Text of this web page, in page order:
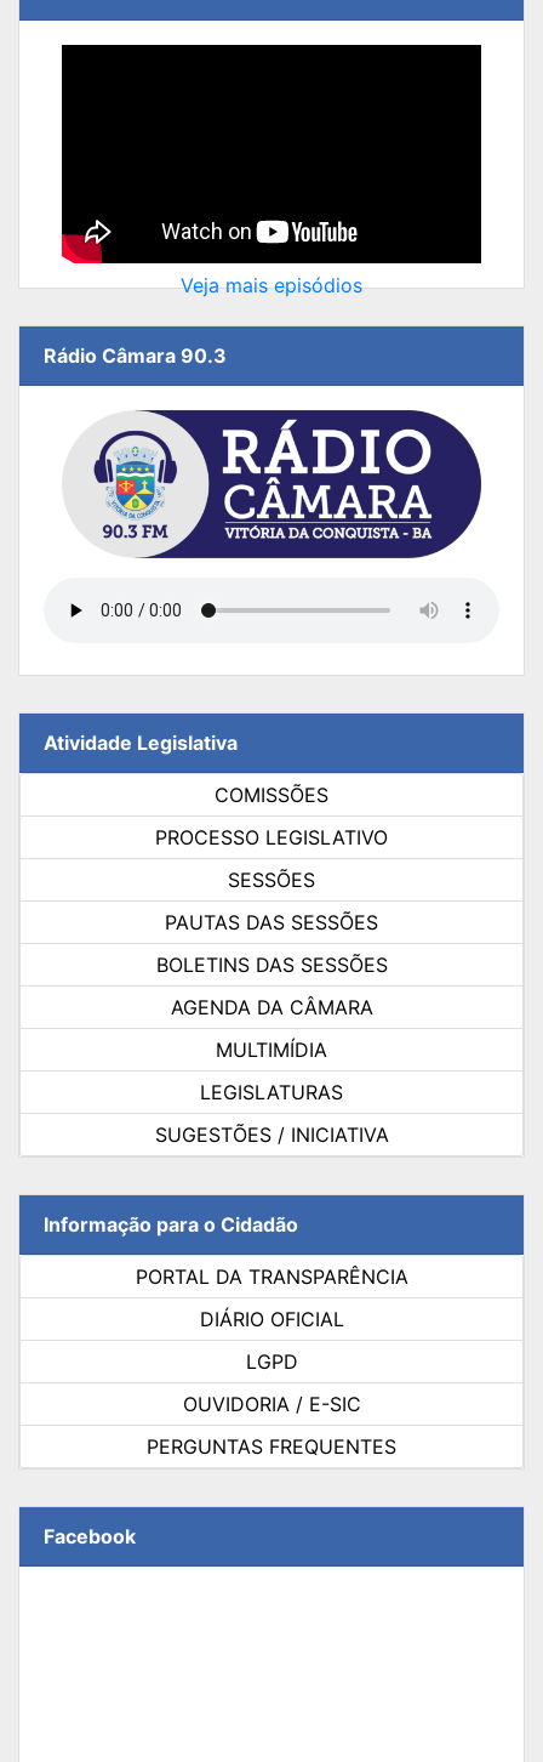
Veja mais episódios
Rádio Câmara 90.3
Atividade Legislativa
COMISSÕES
PROCESSO LEGISLATIVO
SESSÕES
PAUTAS DAS SESSÕES
BOLETINS DAS SESSÕES
AGENDA DA CÂMARA
MULTIMÍDIA
LEGISLATURAS
SUGESTÕES / INICIATIVA
Informação para o Cidadão
PORTAL DA TRANSPARÊNCIA
DIÁRIO OFICIAL
LGPD
OUVIDORIA / E-SIC
PERGUNTAS FREQUENTES
Facebook